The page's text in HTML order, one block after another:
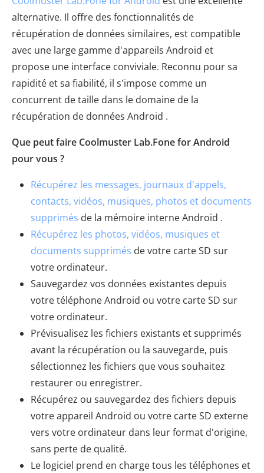
alternative. Il offre des fonctionnalités de
récupération de données similaires, est compatible
avec une large gamme d'appareils Android et
propose une interface conviviale. Reconnu pour sa
rapidité et sa fiabilité, il s'impose comme un
concurrent de taille dans le domaine de la
récupération de données Android .
Que peut faire Coolmuster Lab.Fone for Android
pour vous ?
Récupérez les messages, journaux d'appels,
contacts, vidéos, musiques, photos et documents
supprimés de la mémoire interne Android .
Récupérez les photos, vidéos, musiques et
documents supprimés de votre carte SD sur
votre ordinateur.
Sauvegardez vos données existantes depuis
votre téléphone Android ou votre carte SD sur
votre ordinateur.
Prévisualisez les fichiers existants et supprimés
avant la récupération ou la sauvegarde, puis
sélectionnez les fichiers que vous souhaitez
restaurer ou enregistrer.
Récupérez ou sauvegardez des fichiers depuis
votre appareil Android ou votre carte SD externe
vers votre ordinateur dans leur format d'origine,
sans perte de qualité.
Le logiciel prend en charge tous les téléphones et